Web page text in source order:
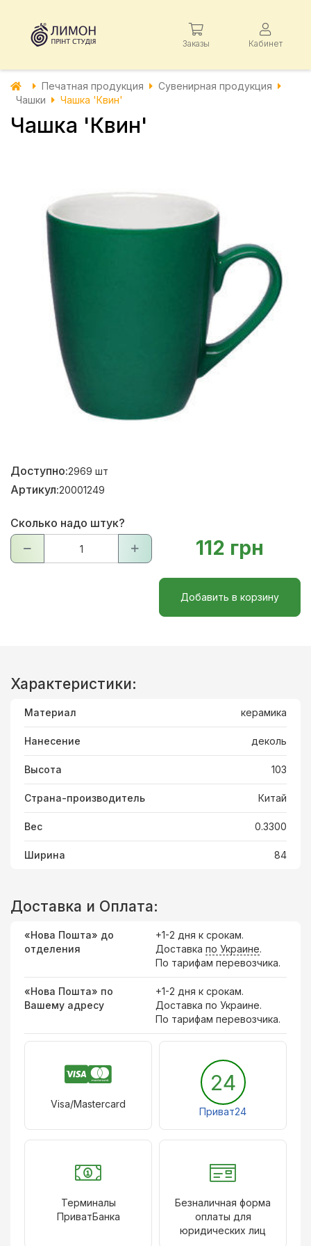
Заказы Кабинет
Печатная продукция
Сувенирная продукция
Чашки
Чашка 'Квин'
Чашка 'Квин'
Доступно:2969 шт
Артикул:20001249
Сколько надо штук?
112 грн
Добавить в корзину
Характеристики:
Материал керамика
Нанесение деколь
Высота 103
Страна-производитель Китай
Вес 0.3300
Ширина 84
Доставка и Оплата:
«Нова Пошта» до
отделения
+1-2 дня к срокам.
Доставка по Украине.
По тарифам перевозчика.
«Нова Пошта» по
Вашему адресу
+1-2 дня к срокам.
Доставка по Украине.
По тарифам перевозчика.
Visa/Mastercard
24
Приват24
Терминалы
ПриватБанка
Безналичная форма
оплаты для
юридических лиц